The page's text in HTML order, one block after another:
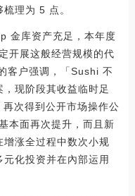
理为 5 点。
金库资产充足，本年度
开展这般经营规模的代
客户强调，「Sushi 不
现阶段其收益临时足
次得到公开市场操作公
本面再次提升，而且新
涨全过程中数次小规
化投资并在內部运用